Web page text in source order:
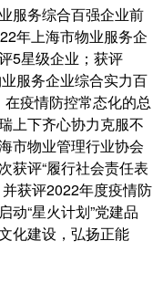
服务综合百强企业前
年上海市物业服务企
5星级企业；获评
服务企业综合实力百
疫情防控常态化的总
上下齐心协力克服不
市物业管理行业协会
获评“履行社会责任表
获评2022年度疫情防
动“星火计划”党建品
化建设，弘扬正能